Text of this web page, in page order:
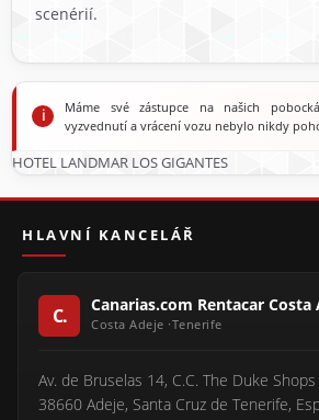
scenérií.
Máme své zástupce na našich
vyzvednutí a vrácení vozu nebylo nikdy
HOTEL LANDMAR LOS GIGANTES
HLAVNÍ KANCELÁŘ
Canarias.com Rentacar Costa
Av. de Bruselas 14, C.C. The Duke Shops
38660 Adeje, Santa Cruz de Tenerife,